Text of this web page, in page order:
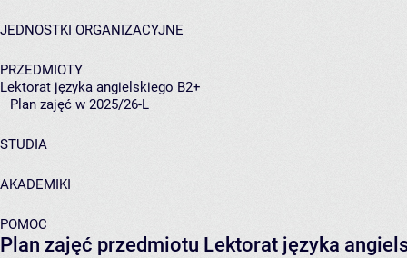
JEDNOSTKI ORGANIZACYJNE
PRZEDMIOTY
Lektorat języka angielskiego B2+
Plan zajęć w 2025/26-L
STUDIA
AKADEMIKI
POMOC
Plan zajęć przedmiotu Lektorat języka